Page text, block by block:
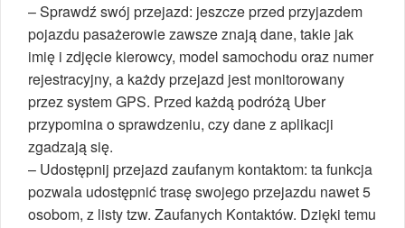
– Sprawdź swój przejazd: jeszcze przed przyjazdem
pojazdu pasażerowie zawsze znają dane, takie jak
imię i zdjęcie kierowcy, model samochodu oraz numer
rejestracyjny, a każdy przejazd jest monitorowany
przez system GPS. Przed każdą podróżą Uber
przypomina o sprawdzeniu, czy dane z aplikacji
zgadzają się.
– Udostępnij przejazd zaufanym kontaktom: ta funkcja
pozwala udostępnić trasę swojego przejazdu nawet 5
osobom, z listy tzw. Zaufanych Kontaktów. Dzięki temu